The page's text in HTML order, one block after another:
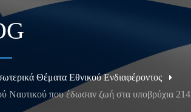
Θέματα Εθνικού Ενδιαφέροντος
Ναυτικού που έδωσαν ζωή στα υποβρύχια 214